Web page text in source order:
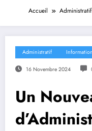
Accueil Administratif
Administratif
16 Novembre 2024
Un